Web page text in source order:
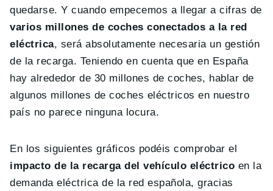
quedarse. Y cuando empecemos a llegar a cifras de
varios millones de coches conectados a la red
eléctrica, será absolutamente necesaria un gestión
de la recarga. Teniendo en cuenta que en España
hay alrededor de 30 millones de coches, hablar de
algunos millones de coches eléctricos en nuestro
país no parece ninguna locura.
En los siguientes gráficos podéis comprobar el
impacto de la recarga del vehículo eléctrico en la
demanda eléctrica de la red española, gracias